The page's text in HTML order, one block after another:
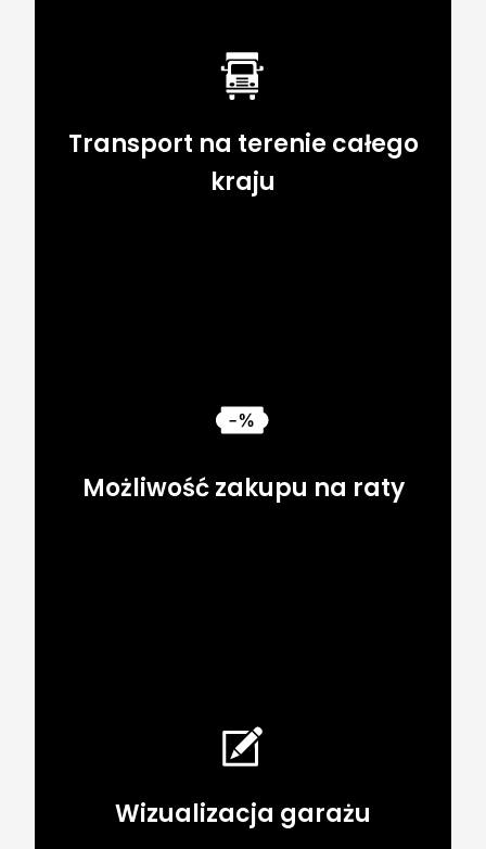
Transport na terenie całego
kraju
Możliwość zakupu na raty
Wizualizacja garażu